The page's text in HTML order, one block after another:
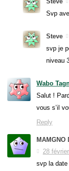
Svp
Steve
svp je
niveau
Wabo
Salut !
vous s’il
Reply
MAMGNO
28
svp la date